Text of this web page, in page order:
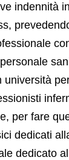
indennità
università
per fare
dedicati
dedicato